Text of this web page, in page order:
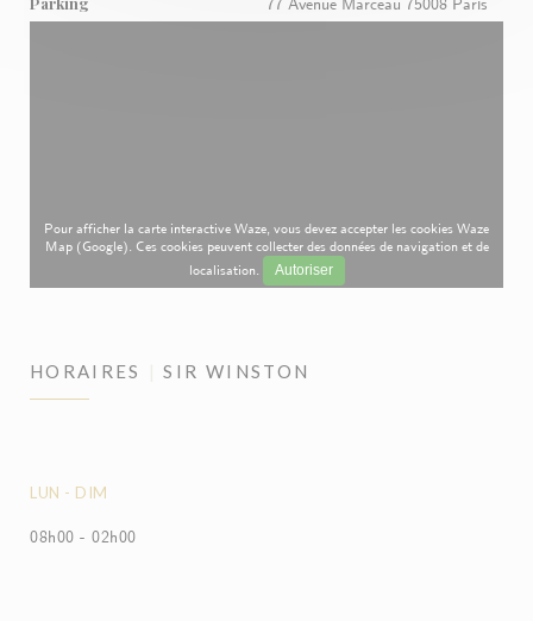
77 Avenue Marceau 75008 Paris
Pour afficher la carte interactive Waze, vous devez accepter les cookies Waze
Map (Google). Ces cookies peuvent collecter des données de navigation et de
localisation.
Autoriser
HORAIRES SIR WINSTON
LUN - DIM
08h00 - 02h00